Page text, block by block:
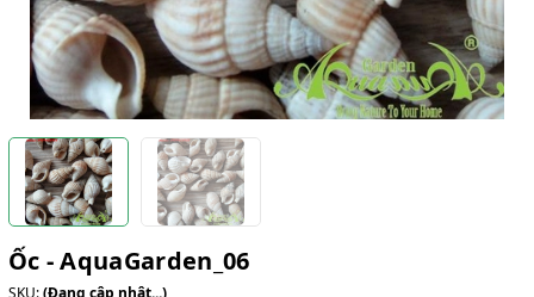
Ốc - AquaGarden_06
SKU:(Đang cập nhật...)